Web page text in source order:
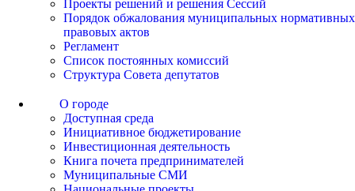
Проекты решений и решения Сессий
Порядок обжалования муниципальных нормативных
правовых актов
Регламент
Список постоянных комиссий
Структура Совета депутатов
О городе
Доступная среда
Инициативное бюджетирование
Инвестиционная деятельность
Книга почета предпринимателей
Муниципальные СМИ